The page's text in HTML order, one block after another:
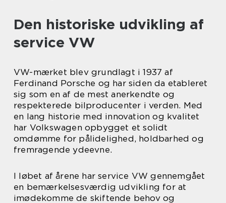
Den historiske udvikling af
service VW
VW-mærket blev grundlagt i 1937 af
Ferdinand Porsche og har siden da etableret
sig som en af de mest anerkendte og
respekterede bilproducenter i verden. Med
en lang historie med innovation og kvalitet
har Volkswagen opbygget et solidt
omdømme for pålidelighed, holdbarhed og
fremragende ydeevne.
I løbet af årene har service VW gennemgået
en bemærkelsesværdig udvikling for at
imødekomme de skiftende behov og